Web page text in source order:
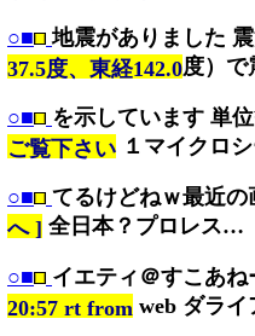
○■ 地震がありました
37.5度、東経142.0度）で
○■ を示しています 単
ご覧下さい １マイクロ
○■ てるけどねｗ最近の
へ ] 全日本？プロレス…
○■ イエティ＠すこあ
20:57 rt from web ダライ